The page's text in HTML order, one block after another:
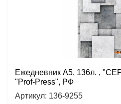
Ежедневник А5, 136л. ,
"Prof-Press", РФ
Артикул: 136-9255